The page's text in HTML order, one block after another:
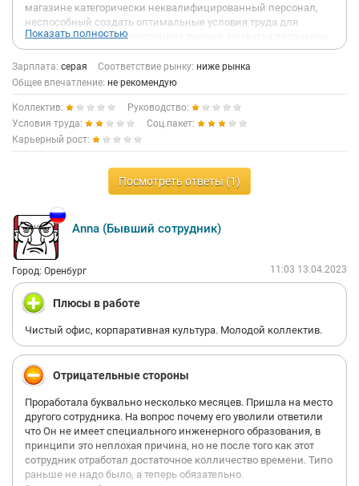
магазине категорически неквалифицированный персонал,
неспособный создать оптимальные условия труда для
коллектива, отсюда постоянная текучка. Нехватка продавцов,
высокая загруженность на оставшихся продавцов. Вместо
того что бы заниматься продажами, продавцы постоянно
занимаються подготовками в субботним обьездам
руководства. Директор магазина может отправить продавца
раздетого на улицу копать ёлки в садовом центре, натягивать
сетки в метель, грузить опилки, колотить клумбы, красить
бордюры, а так же навешивать кучу задач, только для того что
бы угодить своему руководству. В магазине требуются люди с
высокой физ.подготовкой.Ну как токовых набрать не могут
или они бегут, по итогу остаються одни женщины, которые не
могут выполнять это каторжный труд.
Показать полностью
Зарплата: серая Соответствие рынку: ниже рынка
Общее впечатление: не рекомендую
Коллектив:
Руководство:
Условия труда:
Соц.пакет:
Карьерный рост:
Посмотреть ответы (1)
Anna (Бывший сотрудник)
Город: Оренбург 11:03 13.04.2023
Плюсы в работе
Чистый офис, корпаративная культура. Молодой коллектив.
Отрицательные стороны
Проработала буквально несколько месяцев. Пришла на место
другого сотрудника. На вопрос почему его уволили ответили
что Он не имеет специального инженерного образования, в
принципи это неплохая причина, но не после того как этот
сотрудник отработал достаточное колличество времени. Типо
раньше не надо было, а теперь обязательно.